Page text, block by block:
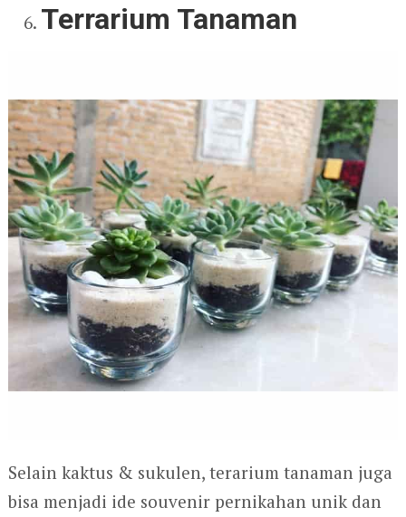
Terrarium Tanaman
Selain kaktus & sukulen, terarium tanaman juga
bisa menjadi ide souvenir pernikahan unik dan